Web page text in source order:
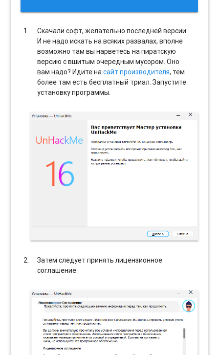
Скачали софт, желательно последней версии.
И не надо искать на всяких развалах, вполне
возможно там вы нарветесь на пиратскую
версию с вшитым очередным мусором. Оно
вам надо? Идите насайт производителя, тем
более там есть бесплатный триал. Запустите
установку программы.
Затем следует принять лицензионное
соглашение.